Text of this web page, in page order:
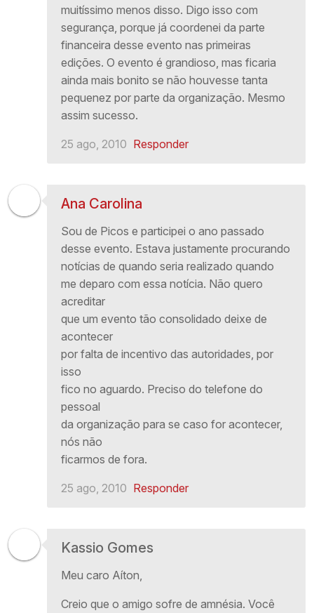
muitíssimo menos disso. Digo isso com
segurança, porque já coordenei da parte
financeira desse evento nas primeiras
edições. O evento é grandioso, mas ficaria
ainda mais bonito se não houvesse tanta
pequenez por parte da organização. Mesmo
assim sucesso.
25 ago, 2010 Responder
Ana Carolina
Sou de Picos e participei o ano passado
desse evento. Estava justamente procurando
notícias de quando seria realizado quando
me deparo com essa notícia. Não quero
acreditar
que um evento tão consolidado deixe de
acontecer
por falta de incentivo das autoridades, por
isso
fico no aguardo. Preciso do telefone do
pessoal
da organização para se caso for acontecer,
nós não
ficarmos de fora.
25 ago, 2010 Responder
Kassio Gomes
Meu caro Aíton,
Creio que o amigo sofre de amnésia. Você